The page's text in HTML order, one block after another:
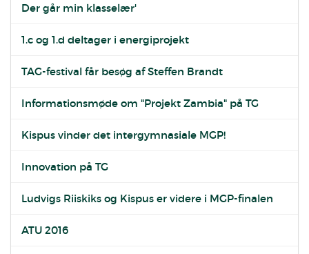
Der går min klasselær'
1.c og 1.d deltager i energiprojekt
TAG-festival får besøg af Steffen Brandt
Informationsmøde om "Projekt Zambia" på TG
Kispus vinder det intergymnasiale MGP!
Innovation på TG
Ludvigs Riiskiks og Kispus er videre i MGP-finalen
ATU 2016